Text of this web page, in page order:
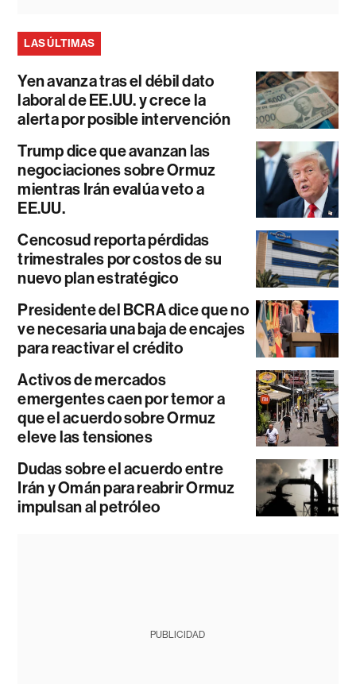
LAS ÚLTIMAS
Yen avanza tras el débil dato
laboral de EE.UU. y crece la
alerta por posible intervención
Trump dice que avanzan las
negociaciones sobre Ormuz
mientras Irán evalúa veto a
EE.UU.
Cencosud reporta pérdidas
trimestrales por costos de su
nuevo plan estratégico
Presidente del BCRA dice que no
ve necesaria una baja de encajes
para reactivar el crédito
Activos de mercados
emergentes caen por temor a
que el acuerdo sobre Ormuz
eleve las tensiones
Dudas sobre el acuerdo entre
Irán y Omán para reabrir Ormuz
impulsan al petróleo
PUBLICIDAD